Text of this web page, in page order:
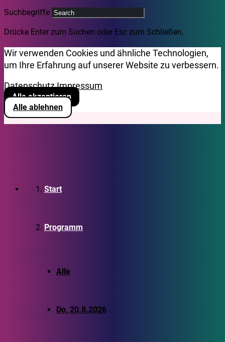
Suchbegriffe
Drücke Enter zum Suchen oder Esc zum Schließen.
Wir verwenden Cookies und ähnliche Technologien,
um Ihre Erfahrung auf unserer Website zu verbessern.
DatenschutzImpressum
Alle akzeptieren
Alle ablehnen
Start
Programm
Alle
Do, 20.8.2026